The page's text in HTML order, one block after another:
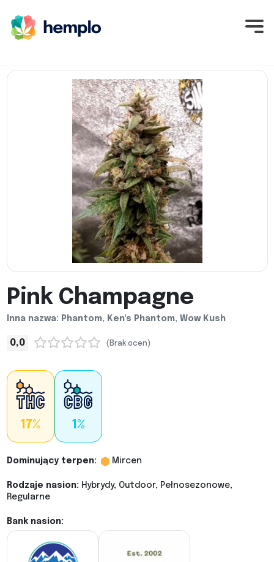
Pink Champagne
Inna nazwa: Phantom, Ken's Phantom, Wow Kush
0,0 (Brak ocen)
17% 1%
Dominujący terpen: Mircen
Rodzaje nasion: Hybrydy, Outdoor, Pełnosezonowe,
Regularne
Bank nasion: